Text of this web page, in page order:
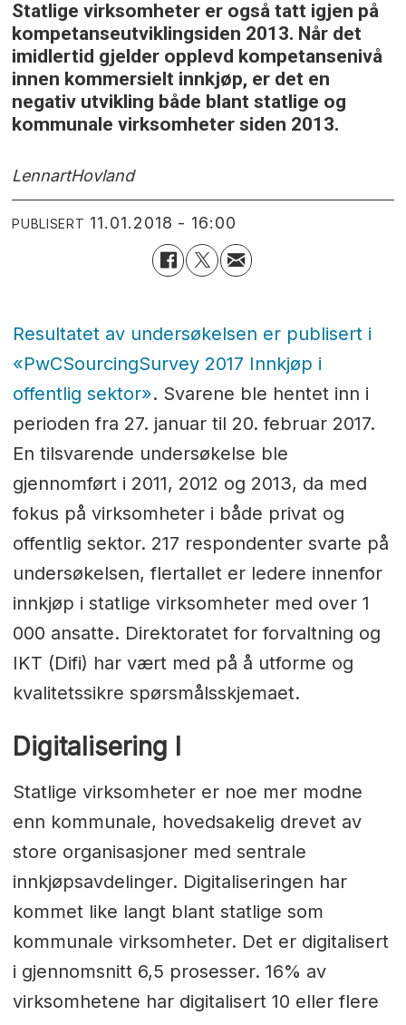
Statlige virksomheter er også tatt igjen på
kompetanseutviklingsiden 2013. Når det
imidlertid gjelder opplevd kompetansenivå
innen kommersielt innkjøp, er det en
negativ utvikling både blant statlige og
kommunale virksomheter siden 2013.
LennartHovland
PUBLISERT 11.01.2018 - 16:00
Resultatet av undersøkelsen er publisert i
«PwCSourcingSurvey 2017 Innkjøp i
offentlig sektor». Svarene ble hentet inn i
perioden fra 27. januar til 20. februar 2017.
En tilsvarende undersøkelse ble
gjennomført i 2011, 2012 og 2013, da med
fokus på virksomheter i både privat og
offentlig sektor. 217 respondenter svarte på
undersøkelsen, flertallet er ledere innenfor
innkjøp i statlige virksomheter med over 1
000 ansatte. Direktoratet for forvaltning og
IKT (Difi) har vært med på å utforme og
kvalitetssikre spørsmålsskjemaet.
Digitalisering I
Statlige virksomheter er noe mer modne
enn kommunale, hovedsakelig drevet av
store organisasjoner med sentrale
innkjøpsavdelinger. Digitaliseringen har
kommet like langt blant statlige som
kommunale virksomheter. Det er digitalisert
i gjennomsnitt 6,5 prosesser. 16% av
virksomhetene har digitalisert 10 eller flere